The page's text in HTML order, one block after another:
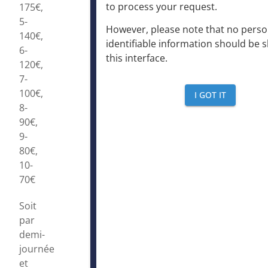
175€,
5-
140€,
6-
120€,
7-
100€,
8-
90€,
9-
80€,
10-
70€
Soit
par
demi-
journée
et
to process your request.
However, please note that no
identifiable information should be
this interface.
I GOT IT